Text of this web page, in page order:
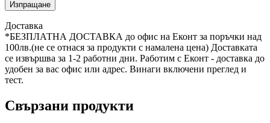
Доставка
*БЕЗПЛАТНА ДОСТАВКА до офис на Еконт за поръчки над
100лв.(не се отнася за продукти с намалена цена) Доставката
се извършва за 1-2 работни дни. Работим с Еконт - доставка до
удобен за вас офис или адрес. Винаги включени преглед и
тест.
Свързани продукти